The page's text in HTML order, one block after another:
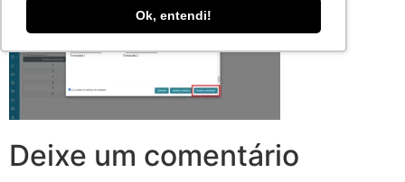
Ok, entendi!
Deixe um comentário